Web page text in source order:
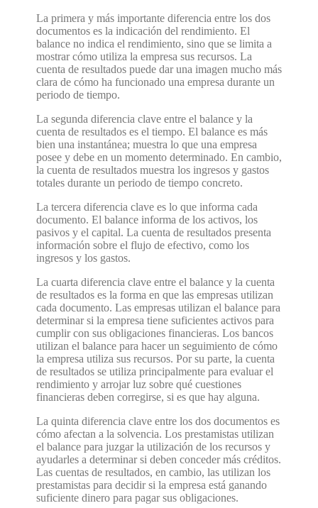
La primera y más importante diferencia entre los dos
documentos es la indicación del rendimiento. El
balance no indica el rendimiento, sino que se limita a
mostrar cómo utiliza la empresa sus recursos. La
cuenta de resultados puede dar una imagen mucho más
clara de cómo ha funcionado una empresa durante un
periodo de tiempo.
La segunda diferencia clave entre el balance y la
cuenta de resultados es el tiempo. El balance es más
bien una instantánea; muestra lo que una empresa
posee y debe en un momento determinado. En cambio,
la cuenta de resultados muestra los ingresos y gastos
totales durante un periodo de tiempo concreto.
La tercera diferencia clave es lo que informa cada
documento. El balance informa de los activos, los
pasivos y el capital. La cuenta de resultados presenta
información sobre el flujo de efectivo, como los
ingresos y los gastos.
La cuarta diferencia clave entre el balance y la cuenta
de resultados es la forma en que las empresas utilizan
cada documento. Las empresas utilizan el balance para
determinar si la empresa tiene suficientes activos para
cumplir con sus obligaciones financieras. Los bancos
utilizan el balance para hacer un seguimiento de cómo
la empresa utiliza sus recursos. Por su parte, la cuenta
de resultados se utiliza principalmente para evaluar el
rendimiento y arrojar luz sobre qué cuestiones
financieras deben corregirse, si es que hay alguna.
La quinta diferencia clave entre los dos documentos es
cómo afectan a la solvencia. Los prestamistas utilizan
el balance para juzgar la utilización de los recursos y
ayudarles a determinar si deben conceder más créditos.
Las cuentas de resultados, en cambio, las utilizan los
prestamistas para decidir si la empresa está ganando
suficiente dinero para pagar sus obligaciones.